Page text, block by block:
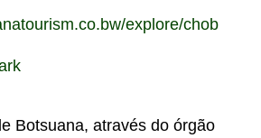
explore/chob
Botsuana, através do órgão